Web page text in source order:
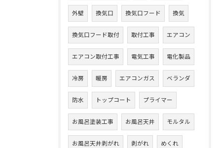
外壁 換気口 換気口フード 換気
換気口フード取付 取付工事 エアコン
エアコン取付工事 電気工事 電化製品
冷房 暖房 エアコンガス ベランダ
防水 トップコート プライマー
お風呂塗装工事 お風呂天井 モルタル
お風呂天井剥がれ 剥がれ めくれ